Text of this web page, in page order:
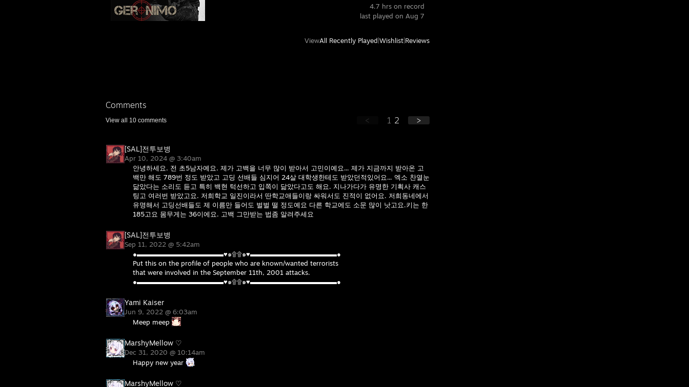
4.7 hrs on record
last played on Aug 7
ViewAll Recently Played Wishlist Reviews
Comments
View all 10 comments < 1 2 >
[SAL]전투보병
Apr 10, 2024 @ 3:40am
안녕하세요. 전 초5남자예요. 제가 고백을 너무 많이 받아서 고민이예요... 제가 지금까지 받아온 고
백만 해도 789번 정도 받았고 고딩 선배들 심지어 24살 대학생한테도 받았던적있어요... 엑소 찬열눈
닮았다는 소리도 듣고 특히 백현 턱선하고 입쪽이 닮았다고도 해요. 지나가다가 유명한 기획사 캐스
팅고 여러번 받았고요. 저희학교 일진이라서 딴학교애들이랑 싸워서도 진적이 없어요. 저희동네에서
유명해서 고딩선배들도 제 이름만 들어도 벌벌 떨 정도예요 다른 학교에도 소문 많이 낫고요.키는 한
185고요 몸무게는 36이에요. 고백 그만받는 법좀 알려주세요
[SAL]전투보병
Sep 11, 2022 @ 5:42am
●▬▬▬▬▬▬▬▬▬▬▬▬▬♥๑۩۩๑♥▬▬▬▬▬▬▬▬▬▬▬▬▬●
Put this on the profile of people who are known/wanted terrorists
that were involved in the September 11th, 2001 attacks.
●▬▬▬▬▬▬▬▬▬▬▬▬▬♥๑۩۩๑♥▬▬▬▬▬▬▬▬▬▬▬▬▬●
Yami Kaiser
Jun 9, 2022 @ 6:03am
Meep meep
MarshyMellow ♡
Dec 31, 2020 @ 10:14am
Happy new year
MarshyMellow ♡